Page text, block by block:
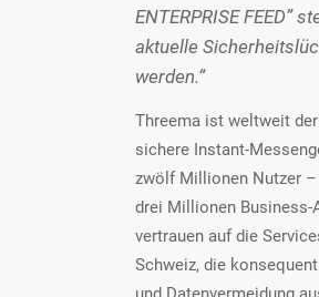
ENTERPRISE FEED”
aktuelle
werden.“
Threema ist weltweit
sichere Instant-
zwölf Millionen Nutzer –
drei Millionen Business-
vertrauen auf die
Schweiz, die